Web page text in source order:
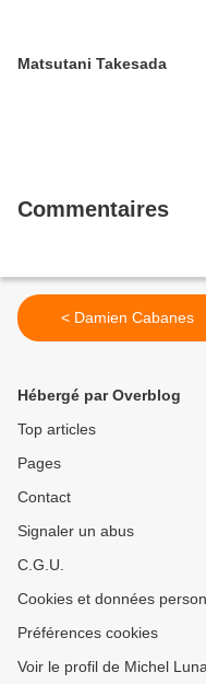
Matsutani Takesada
Commentaires
< Damien Cabanes
Hébergé par Overblog
Top articles
Pages
Contact
Signaler un abus
C.G.U.
Cookies et données
Préférences cookies
Voir le profil de Michel